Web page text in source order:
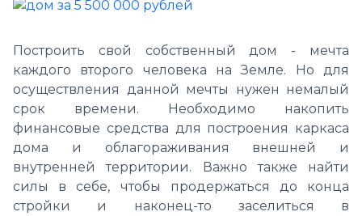
Построить свой собственный дом - мечта
каждого второго человека на Земле. Но для
осуществления данной мечты нужен немалый
срок времени. Необходимо накопить
финансовые средства для построения каркаса
дома и облагораживания внешней и
внутренней территории. Важно также найти
силы в себе, чтобы продержаться до конца
стройки и наконец-то заселиться в